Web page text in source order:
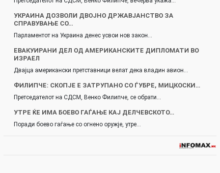
УКРАИНА ДОЗВОЛИ ДВОЈНО ДРЖАВЈАНСТВО ЗА
СПРАВУВАЊЕ СО…
Парламентот на Украина денес усвои нов закон…
ЕВАКУИРАНИ ДЕЛ ОД АМЕРИКАНСКИТЕ ДИПЛОМАТИ ВО
ИЗРАЕЛ
Двајца американски претставници велат дека владин авион…
ФИЛИПЧЕ: СКОПЈЕ Е ЗАТРУПАНО СО ЃУБРЕ, МИЦКОСКИ…
Претседателот на СДСМ, Венко Филипче, се обрати…
УТРЕ ЌЕ ИМА БОЕВО ГАЃАЊЕ КАЈ ДЕЛЧЕВСКОТО…
Поради боево гаѓање со огнено оружје, утре…